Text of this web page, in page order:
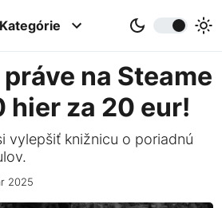
Kategórie
na Steame
hier za 20 eur!
vylepšiť knižnicu o poriadnú
2025